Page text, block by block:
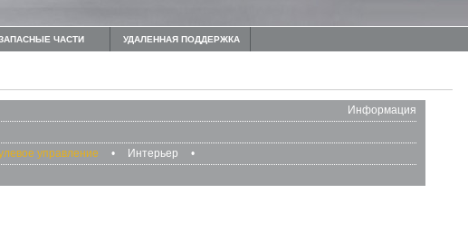
ЧАСТИ УДАЛЕННАЯ ПОДДЕРЖКА
Информация
управление • Интерьер •